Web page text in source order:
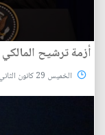
أزمة ترشيح
الخميس 29 كانون الثاني 2026